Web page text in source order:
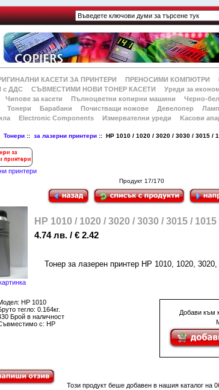
КАСЕТИ ЗА ПРИНТЕРИ ПРЕНОСИМИ КОМПЮТРИ
с ДДС
СЪВМЕСТИМИ НОВИ ТОНЕР КАСЕТИ Уреди за
Чипове за касети Пълноцветни копирни машини Черно-
Тонери Барабани Почистващи ножове Девелопер
Electronic Components Измервателни уреди Kасови
Тонери ::за лазерни принтери :: HP 1010 / 1020 / 3020 / 3030 / 3015 /
принтери
Продукт 17/170
HP 1010 / 1020 / 3020 / 3030 / 3015 /
4.74 лв. / € 2.42
Тонер за лазерен принтер HP 1010, 1020,
Добави към
HP 1010
тегло: 0.164кг.
Брой в наличност
с: HP
Този продукт беше добавен в нашия каталог на